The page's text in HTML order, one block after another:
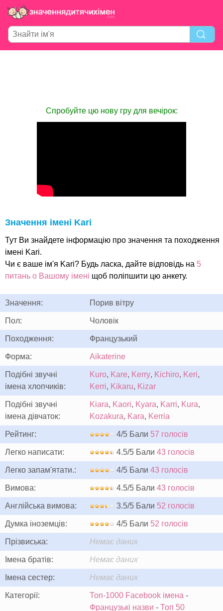
Спробуйте цю нову гру для вечірок:
Значення імені Kari
Тут Ви знайдете інформацію про значення та походження
імені Kari.
Чи є ваше ім'я Kari? Будь ласка, дайте відповідь на 5
питань о Вашому імені щоб поліпшити цю анкету.
Значення: Порив вітру
Пол: Чоловік
Походження: Французький
Форма: Aikaterine
Подібні звучні
імена хлопчиків:
Kuro, Kare, Kerry, Kichiro, Keri,
Kerri, Kikaru, Kizar
Подібні звучні
імена дівчаток:
Kiara, Kaori, Kyara, Karri, Kura,
Kozakura, Kara, Kerria
Рейтинг: 4/5 Бали 57 голосів
Легко написати: 4.5/5 Бали 43 голосів
Легко запам'ятати.: 4/5 Бали 43 голосів
Вимова: 4.5/5 Бали 43 голосів
Англійська вимова: 3.5/5 Бали 52 голосів
Думка іноземців: 4/5 Бали 52 голосів
Прізвиська: Немає даних
Імена братів: Немає даних
Імена сестер: Немає даних
Категорії: Топ-1000 Facebook імена -
Французькі назви - Топ 50